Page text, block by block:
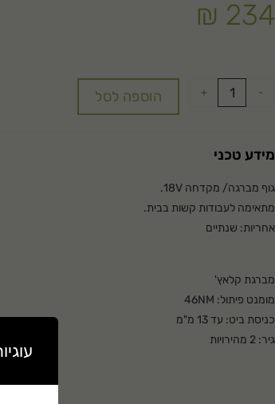
₪ 234
-
+ הוספה לסל
מידע טכני
גוף מברגה/ מקדחה 18V.
מתאימה לעבודות קשות בבית.
אחריות: שנתיים
מברגת קלאץ'
מומנט פיתול: 46NM
כניסת ביט: עד 13 מ"מ
גיר: 2 מהירויות